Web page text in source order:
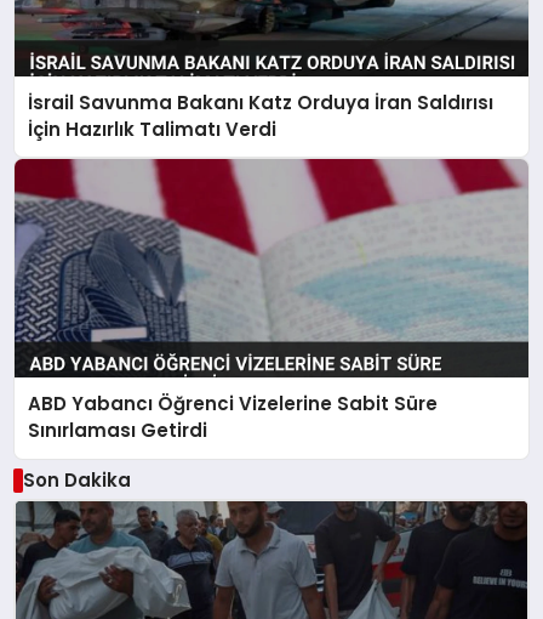
İsrail Savunma Bakanı Katz Orduya İran Saldırısı
İçin Hazırlık Talimatı Verdi
ABD Yabancı Öğrenci Vizelerine Sabit Süre
Sınırlaması Getirdi
Son Dakika